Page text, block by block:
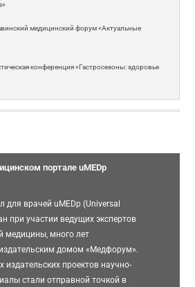
медицинский форум «Актуальные
конференция «Гастросезоны: здоровье
портале uMEDp
для врачей uMEDp (Universal
при участии ведущих экспертов
медицины, много лет
домом «Медфорум».
проектов научно-
стали отправной точкой в